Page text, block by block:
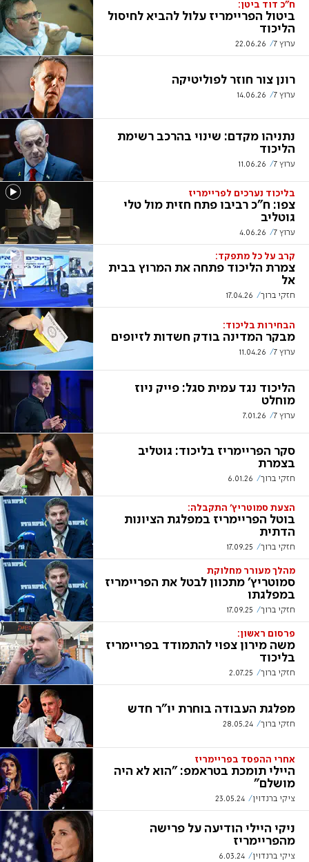
ח"כ דוד ביטן:
ביטול הפריימריז עלול להביא לחיסול
הליכוד
ערוץ 7 22.06.26
רונן צור חוזר לפוליטיקה
ערוץ 7 14.06.26
נתניהו מקדם: שינוי בהרכב רשימת
הליכוד
ערוץ 7 11.06.26
בליכוד נערכים לפריימריז
צפו: ח"כ רביבו פתח חזית מול טלי
גוטליב
ערוץ 7 4.06.26
קרב על כל מתפקד:
צמרת הליכוד פתחה את המרוץ בבית
אל
חזקי ברוך 17.04.26
הבחירות בליכוד:
מבקר המדינה בודק חשדות לזיופים
ערוץ 7 11.04.26
הליכוד נגד עמית סגל: פייק ניוז
מוחלט
ערוץ 7 7.01.26
סקר הפריימריז בליכוד: גוטליב
בצמרת
חזקי ברוך 6.01.26
הצעת סמוטריץ' התקבלה:
בוטל הפריימריז במפלגת הציונות
הדתית
חזקי ברוך 17.09.25
מהלך מעורר מחלוקת
סמוטריץ' מתכוון לבטל את הפריימריז
במפלגתו
חזקי ברוך 17.09.25
פרסום ראשון:
משה מירון צפוי להתמודד בפריימריז
בליכוד
חזקי ברוך 2.07.25
מפלגת העבודה בוחרת יו"ר חדש
חזקי ברוך 28.05.24
אחרי ההפסד בפריימריז
היילי תומכת בטראמפ: "הוא לא היה
מושלם"
ציקי ברנדוין 23.05.24
ניקי היילי הודיעה על פרישה
מהפריימריז
ציקי ברנדוין 6.03.24